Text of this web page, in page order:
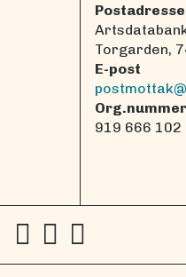
Postadresse
Torgarden,
E-post
Org.nummer
919 666 102